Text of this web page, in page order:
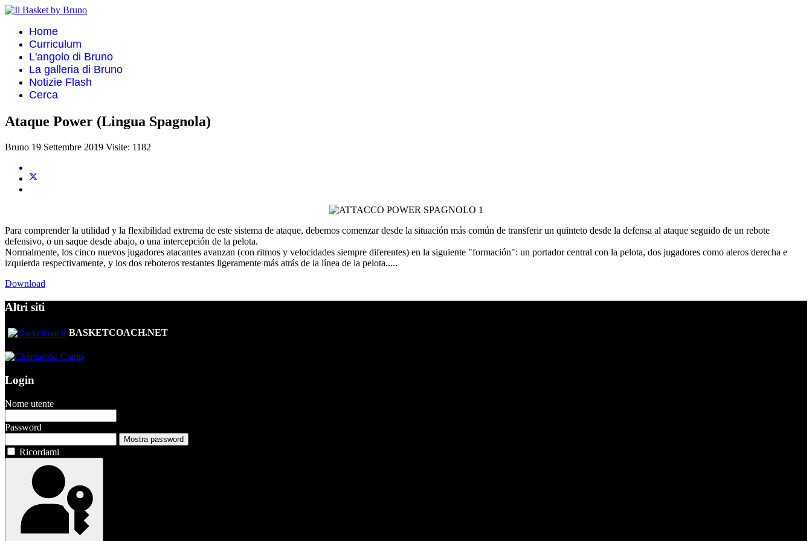
Home
Curriculum
L'angolo di Bruno
La galleria di Bruno
Notizie Flash
Cerca
Ataque Power (Lingua Spagnola)
Bruno 19 Settembre 2019 Visite: 1182
Para comprender la utilidad y la flexibilidad extrema de este sistema de ataque, debemos comenzar desde la situación más común de transferir un quinteto desde la defensa al ataque seguido de un rebote
defensivo, o un saque desde abajo, o una intercepción de la pelota.
Normalmente, los cinco nuevos jugadores atacantes avanzan (con ritmos y velocidades siempre diferentes) en la siguiente "formación": un portador central con la pelota, dos jugadores como aleros derecha e
izquierda respectivamente, y los dos reboteros restantes ligeramente más atrás de la línea de la pelota.....
Download
Altri siti
BASKETCOACH.NET
Login
Nome utente
Password
Mostra password
Ricordami